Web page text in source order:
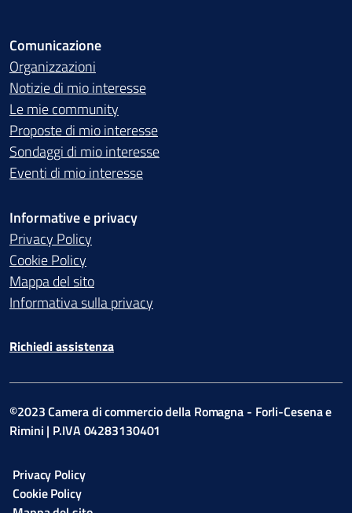
Comunicazione
Organizzazioni
Notizie di mio interesse
Le mie community
Proposte di mio interesse
Sondaggi di mio interesse
Eventi di mio interesse
Informative e privacy
Privacy Policy
Cookie Policy
Mappa del sito
Informativa sulla privacy
Richiedi assistenza
©2023 Camera di commercio della Romagna - Forli-Cesena e
Rimini | P.IVA 04283130401
Privacy Policy
Cookie Policy